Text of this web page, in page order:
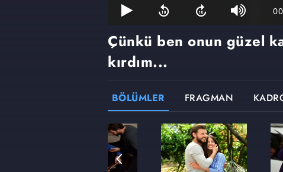
Çünkü ben onun güzel
kırdım...
BÖLÜMLER FRAGMAN